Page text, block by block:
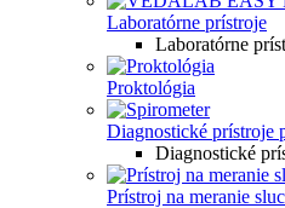
Laboratórne prístroje
Laboratórne
Proktológia
Diagnostické
Diagnostické
Prístroj na meranie